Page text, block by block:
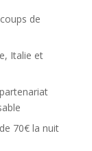
de
Italie et
70€ la nuit